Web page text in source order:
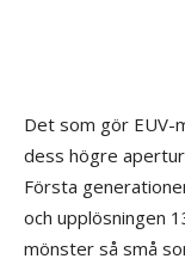
Det som gör EUV-
dess högre
Första
och upplösningen
mönster så små